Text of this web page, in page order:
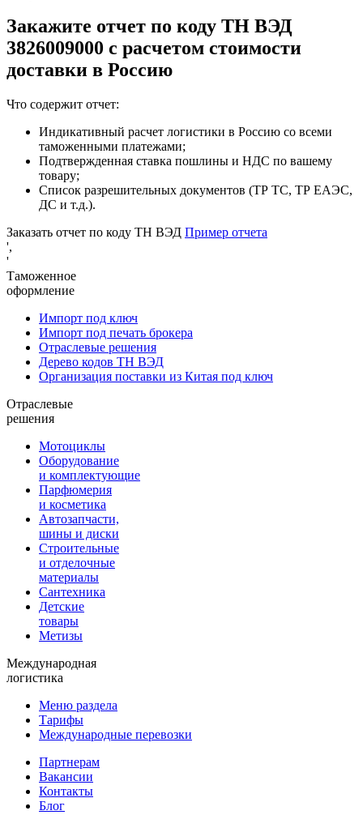
Закажите отчет по коду ТН ВЭД
3826009000 с расчетом стоимости
доставки в Россию
Что содержит отчет:
Индикативный расчет логистики в Россию со всеми
таможенными платежами;
Подтвержденная ставка пошлины и НДС по вашему
товару;
Список разрешительных документов (ТР ТС, ТР ЕАЭС,
ДС и т.д.).
Заказать отчет по коду ТН ВЭД Пример отчета
',
'
Таможенное
оформление
Импорт под ключ
Импорт под печать брокера
Отраслевые решения
Дерево кодов ТН ВЭД
Организация поставки из Китая под ключ
Отраслевые
решения
Мотоциклы
Оборудование
и комплектующие
Парфюмерия
и косметика
Автозапчасти,
шины и диски
Строительные
и отделочные
материалы
Сантехника
Детские
товары
Метизы
Международная
логистика
Меню раздела
Тарифы
Международные перевозки
Партнерам
Вакансии
Контакты
Блог